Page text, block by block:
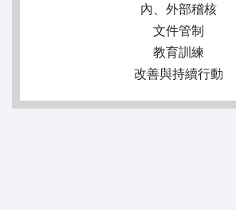
內、外部稽核
文件管制
教育訓練
改善與持續行動